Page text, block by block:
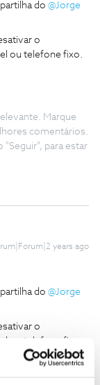
do @Jorge
o
ou telefone fixo.
Marque
comentários.
"Seguir", para estar
years ago
do @Jorge
o
ou telefone fixo.